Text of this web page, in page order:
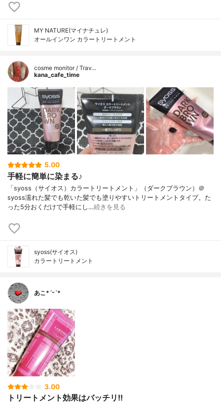
MY NATURE(マイナチュレ)
オールインワン カラートリートメント
cosme monitor / Trav…
kana_cafe_time
5.00
手軽に簡単に染まる♪
「syoss（サイオス）カラートリートメント」（ダークブラウン）＠
syoss濡れた髪でも乾いた髪でも塗りやすいトリートメントタイプ。た
った5分おくだけで手軽にし…続きを見る
syoss(サイオス)
カラートリートメント
あこ*ˊᵕˋ*
3.00
トリートメント効果はバッチリ!!